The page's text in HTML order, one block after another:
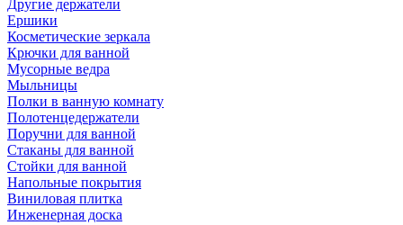
Другие держатели
Ершики
Косметические зеркала
Крючки для ванной
Мусорные ведра
Мыльницы
Полки в ванную комнату
Полотенцедержатели
Поручни для ванной
Стаканы для ванной
Стойки для ванной
Напольные покрытия
Виниловая плитка
Инженерная доска